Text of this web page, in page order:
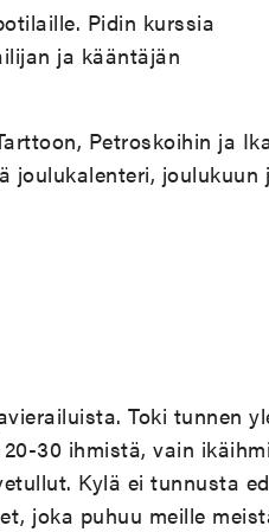
Pidin kurssia
ja kääntäjän
Petroskoihin ja
joulukalenteri, joulukuun
Toki tunnen
30 ihmistä, vain
Kylä ei tunnusta
joka puhuu meille